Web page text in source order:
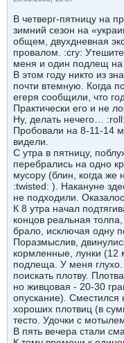
В четверг-пятницу на
зимний сезон на
общем, двухдневная
провалом. :cry:
меня и один подлещ на
В этом году никто из
почти втемную. Когда
егеря сообщили, что
Практически его и не
Ну, делать нечего… :roll:
Пробовали на 8-11-14
видели.
С утра в пятницу,
перебрались на одно
мусору (блин, когда же
:twisted: ). Накануне
не подходили.
К 8 утра начал
концов реальная
брало, исключая одну
Поразмыслив,
кормленные, лунки (12
подлеща. У меня
поискать плотву.
но живцовая - 20-30
опускание). Сместился
хороших плотвиц (в
тесто. Удочки с
В пять вечера стали